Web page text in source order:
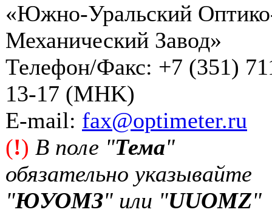
«Южно-Уральский
Механический Завод»
Телефон/Факс: +7 (351)
13-17 (MHK)
Е-mail: fax@optimeter.ru
(!) В поле "Тема"
обязательно указывайте
"ЮУОМЗ" или "UUOMZ"